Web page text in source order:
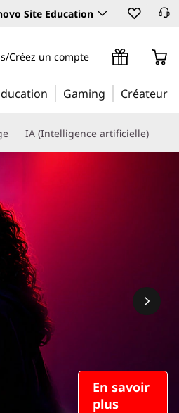
Site Education
Créez un compte
Gaming Créateur
IA (Intelligence artificielle)
En savoir
plus